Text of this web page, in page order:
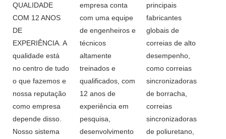
QUALIDADE
COM 12 ANOS
DE
EXPERIÊNCIA. A
qualidade está
no centro de tudo
o que fazemos e
nossa reputação
como empresa
depende disso.
Nosso sistema
empresa conta
com uma equipe
de engenheiros e
técnicos
altamente
treinados e
qualificados, com
12 anos de
experiência em
pesquisa,
desenvolvimento
principais
fabricantes
globais de
correias de alto
desempenho,
como correias
sincronizadoras
de borracha,
correias
sincronizadoras
de poliuretano,